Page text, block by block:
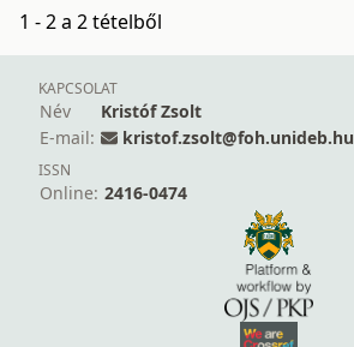
1 - 2 a 2 tételből
KAPCSOLAT
Név
Kristóf Zsolt
E-mail:
kristof.zsolt@foh.unideb.hu
ISSN
Online: 2416-0474